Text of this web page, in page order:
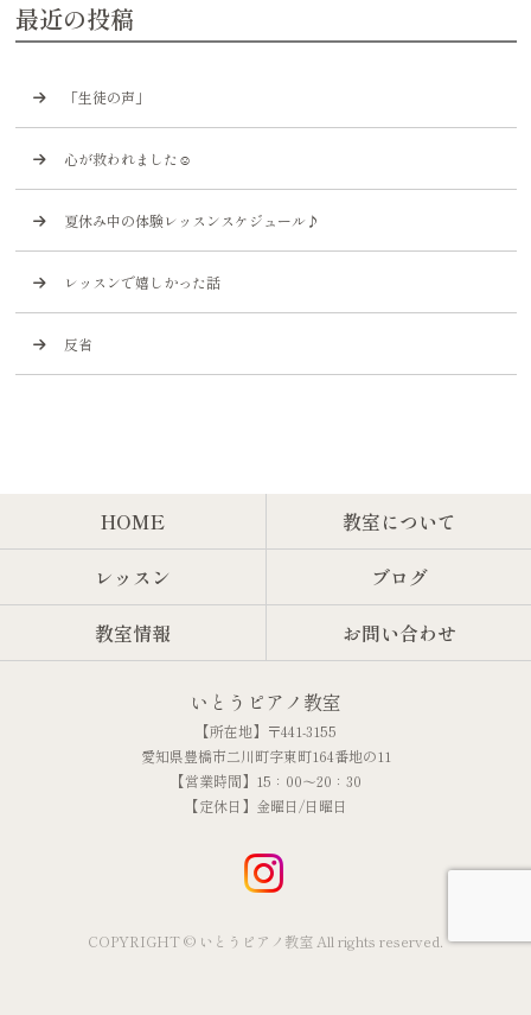
最近の投稿
「生徒の声」
心が救われました☺️
夏休み中の体験レッスンスケジュール♪
レッスンで嬉しかった話
反省
HOME
教室について
レッスン
ブログ
教室情報
お問い合わせ
いとうピアノ教室
【所在地】〒441-3155
愛知県豊橋市二川町字東町164番地の11
【営業時間】15：00～20：30
【定休日】金曜日/日曜日
COPYRIGHT © いとうピアノ教室 All rights reserved.